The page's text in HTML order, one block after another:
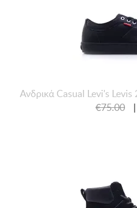
Ανδρικά Casual Levi's
€75.00
|